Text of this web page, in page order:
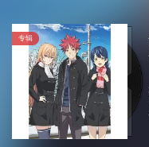
专辑